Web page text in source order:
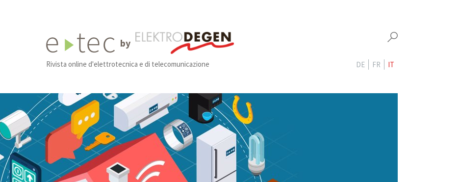
by
Rivista online d'elettrotecnica e di telecomunicazione DE FR IT